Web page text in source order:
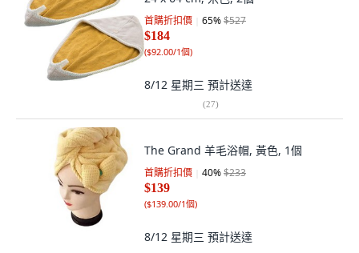
首購折扣價 65%$527
$184
($92.00/1個)
8/12 星期三 預計送達
(27)
The Grand 羊毛浴帽, 黃色, 1個
首購折扣價 40%$233
$139
($139.00/1個)
8/12 星期三 預計送達